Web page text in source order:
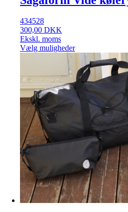
434528
300,00 DKK
Ekskl. moms
Vælg muligheder